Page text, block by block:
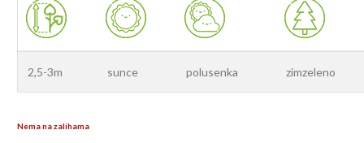
2,5-3m sunce polusenka zimzeleno
Nema na zalihama